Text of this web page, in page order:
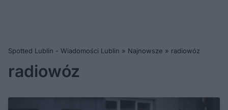
Spotted Lublin - Wiadomości Lublin » Najnowsze » radiowóz
radiowóz